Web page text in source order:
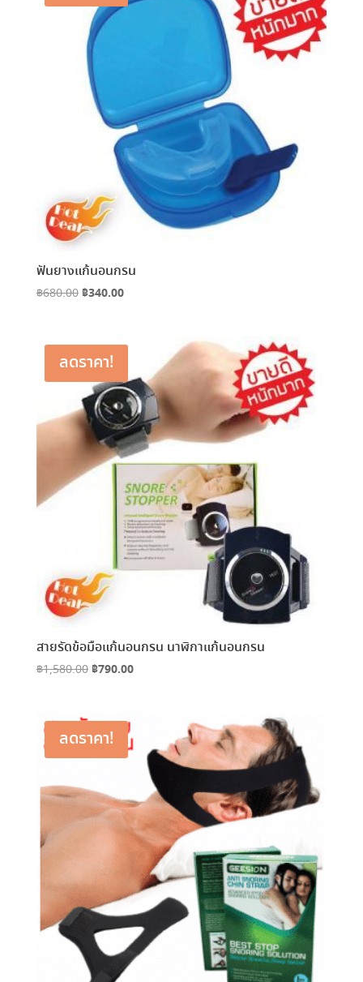
ฟันยางแก้นอนกรน
฿680.00 Original
฿680.00.
฿340.00Current
฿340.00.
ลดราคา!
สายรัดข้อมือแก้นอนกรน นาฬิกาแก้นอนกรน
฿1,580.00 Original
฿1,580.00.
฿790.00Current
ลดราคา!